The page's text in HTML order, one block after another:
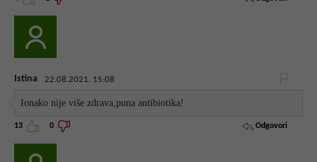
Istina 22.08.2021. 15:08
Ionako nije više zdrava,puna antibiotika!
13 0 Odgovori